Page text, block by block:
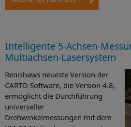
Intelligente 5-Achsen-
Multiachsen-Lasersystem
Renishaws neueste Version der
CARTO Software, die Version 4.8,
ermöglicht die Durchführung
universeller
Drehwinkelmessungen mit dem